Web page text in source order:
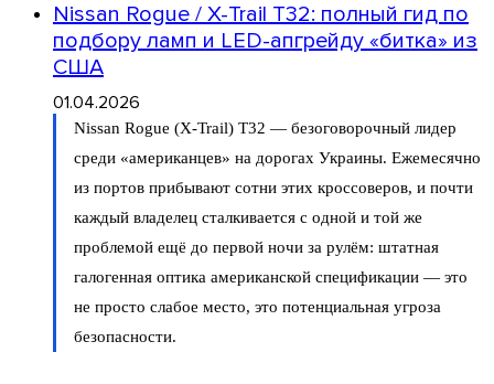
Nissan Rogue / X-Trail T32: полный гид по
подбору ламп и LED-апгрейду «битка» из
США
01.04.2026
Nissan Rogue (X-Trail) T32 — безоговорочный лидер
среди «американцев» на дорогах Украины. Ежемесячно
из портов прибывают сотни этих кроссоверов, и почти
каждый владелец сталкивается с одной и той же
проблемой ещё до первой ночи за рулём: штатная
галогенная оптика американской спецификации — это
не просто слабое место, это потенциальная угроза
безопасности.